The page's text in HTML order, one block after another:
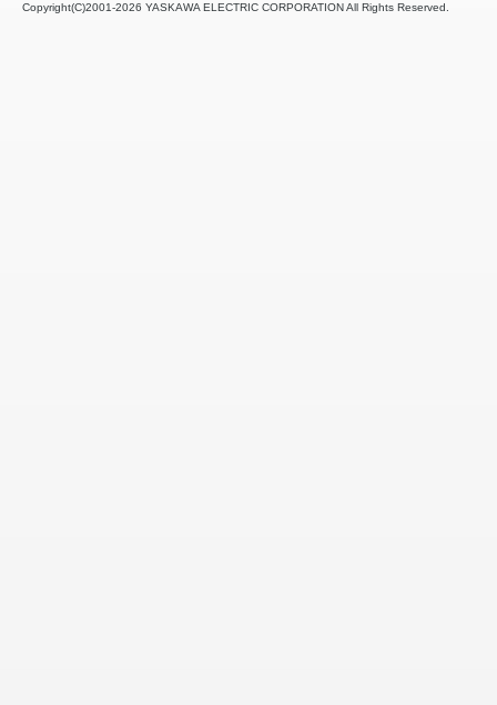
Copyright(C)2001‐2026 YASKAWA ELECTRIC CORPORATION All Rights Reserved.